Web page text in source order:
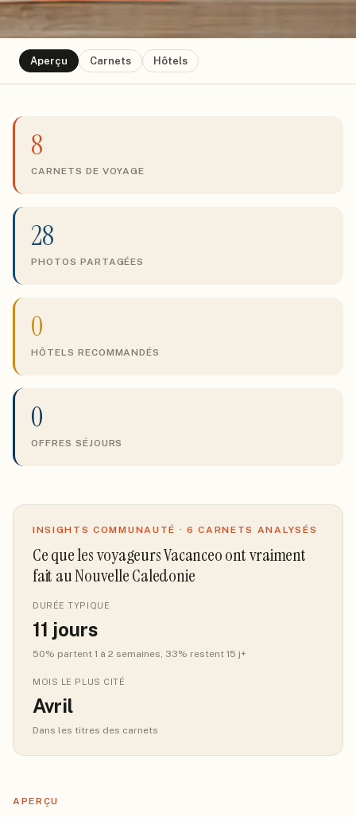
Aperçu Carnets Hôtels
8
CARNETS DE VOYAGE
28
PHOTOS PARTAGÉES
0
HÔTELS RECOMMANDÉS
0
OFFRES SÉJOURS
INSIGHTS COMMUNAUTÉ · 6 CARNETS ANALYSÉS
Ce que les voyageurs Vacanceo ont vraiment
fait au Nouvelle Caledonie
DURÉE TYPIQUE
11 jours
50% partent 1 à 2 semaines, 33% restent 15 j+
MOIS LE PLUS CITÉ
Avril
Dans les titres des carnets
APERÇU